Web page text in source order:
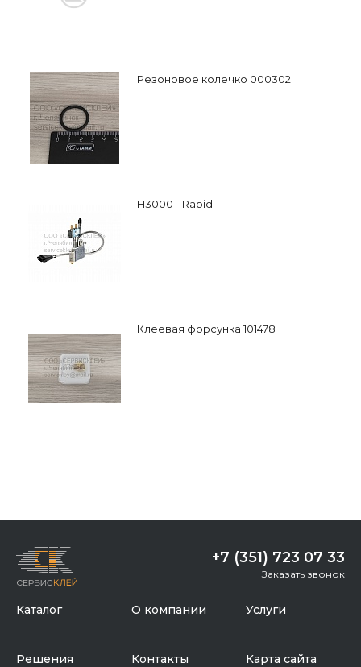
Резоновое колечко 000302
H3000 - Rapid
Клеевая форсунка 101478
+7 (351) 723 07 33
Заказать звонок
Каталог О компании Услуги
Решения Контакты Карта сайта